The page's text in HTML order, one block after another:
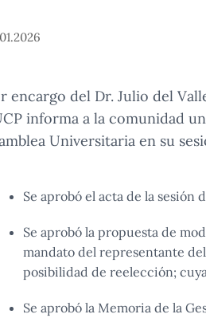
encargo del Dr. Julio del
informa a la comunidad
Universitaria en su
Se aprobó el acta de la sesión
Se aprobó la propuesta de
mandato del representante
posibilidad de reelección;
Se aprobó la Memoria de la